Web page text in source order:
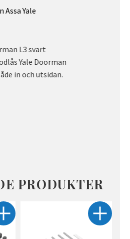
Yale
L3 svart
Yale Doorman
in och utsidan.
PRODUKTER